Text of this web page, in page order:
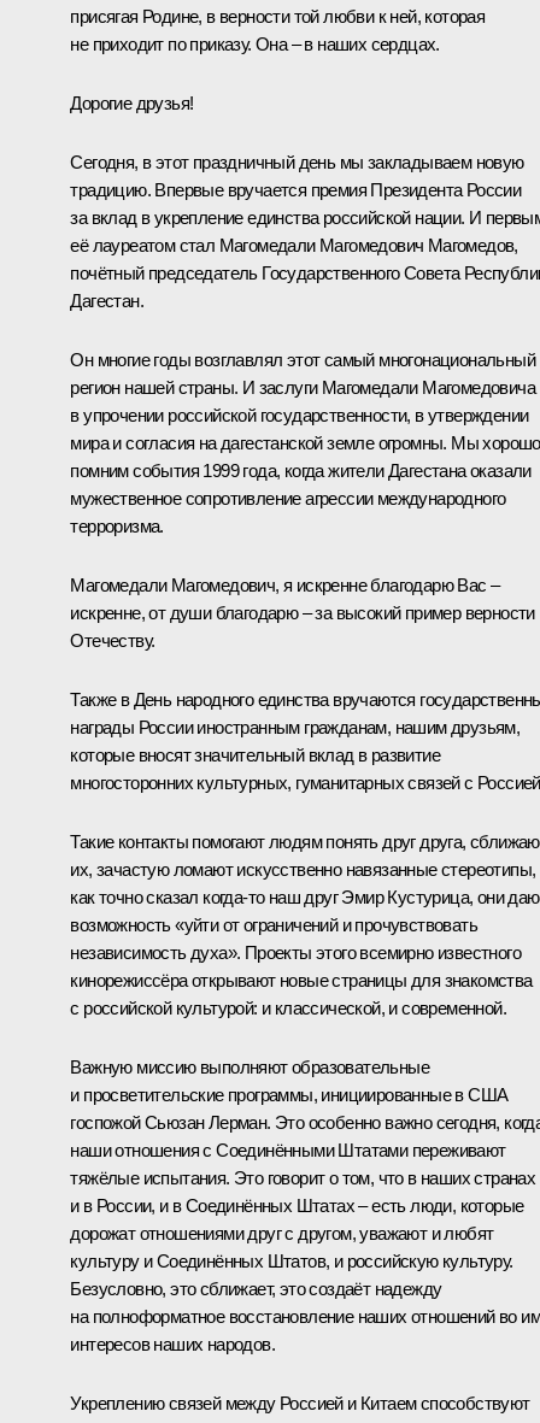
присягая Родине, в верности той любви к ней, которая
не приходит по приказу. Она – в наших сердцах.
Дорогие друзья!
Сегодня, в этот праздничный день мы закладываем новую
традицию. Впервые вручается премия Президента России
за вклад в укрепление единства российской нации. И
её лауреатом стал Магомедали Магомедович Магомедов,
почётный председатель Государственного Совета
Дагестан.
Он многие годы возглавлял этот самый многонациональный
регион нашей страны. И заслуги Магомедали Магомедовича
в упрочении российской государственности, в утверждении
мира и согласия на дагестанской земле огромны. Мы хорошо
помним события 1999 года, когда жители Дагестана оказали
мужественное сопротивление агрессии международного
терроризма.
Магомедали Магомедович, я искренне благодарю Вас –
искренне, от души благодарю – за высокий пример верности
Отечеству.
Также в День народного единства вручаются
награды России иностранным гражданам, нашим друзьям,
которые вносят значительный вклад в развитие
многосторонних культурных, гуманитарных связей с
Такие контакты помогают людям понять друг друга,
их, зачастую ломают искусственно навязанные стереотипы,
как точно сказал когда‑то наш друг Эмир Кустурица, они
возможность «уйти от ограничений и прочувствовать
независимость духа». Проекты этого всемирно известного
кинорежиссёра открывают новые страницы для знакомства
с российской культурой: и классической, и современной.
Важную миссию выполняют образовательные
и просветительские программы, инициированные в США
госпожой Сьюзан Лерман. Это особенно важно сегодня,
наши отношения с Соединёнными Штатами переживают
тяжёлые испытания. Это говорит о том, что в наших странах
и в России, и в Соединённых Штатах – есть люди, которые
дорожат отношениями друг с другом, уважают и любят
культуру и Соединённых Штатов, и российскую культуру.
Безусловно, это сближает, это создаёт надежду
на полноформатное восстановление наших отношений во
интересов наших народов.
Укреплению связей между Россией и Китаем способствуют